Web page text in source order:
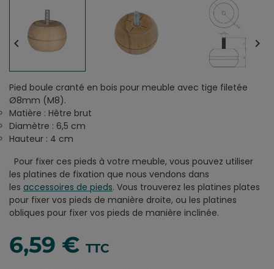
 
Pied boule cranté en bois pour meuble avec tige filetée
Ø8mm (M8).
Matière : Hêtre brut
Diamètre : 6,5 cm
Hauteur : 4 cm
Pour fixer ces pieds à votre meuble, vous pouvez utiliser
les platines de fixation que nous vendons dans
les accessoires de pieds. Vous trouverez les platines plates
pour fixer vos pieds de manière droite, ou les platines
obliques pour fixer vos pieds de manière inclinée.
6,59 € TTC